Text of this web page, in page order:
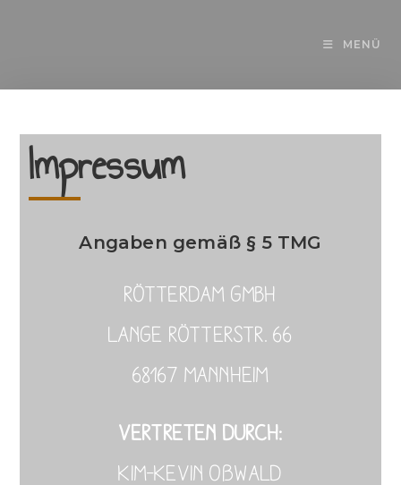
MENÜ
Impressum
Angaben gemäß § 5 TMG
Rötterdam GmbH
Lange Rötterstr. 66
68167 Mannheim
Vertreten durch:
Kim-Kevin Oßwald